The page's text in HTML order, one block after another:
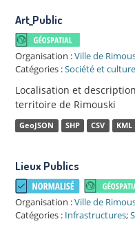
Art_Public
Organisation :Ville de
Catégories :Société et culture
Localisation et
territoire de Rimouski
GeoJSON SHP CSV KML
Lieux Publics
Organisation :Ville de
Catégories : Infrastructures;